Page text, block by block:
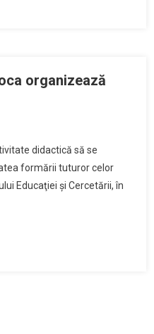
organizează
didactică să se
formării tuturor celor
Educaţiei şi Cercetării, în